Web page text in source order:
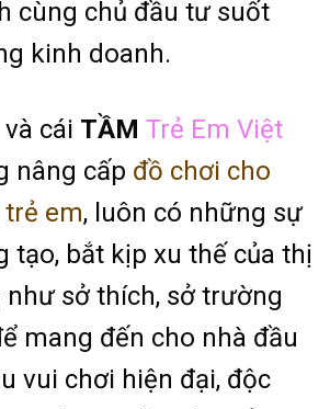
cùng chủ đầu tư suốt
kinh doanh.
và cái TẦM Trẻ Em Việt
nâng cấp đồ chơi cho
em, luôn có những sự
tạo, bắt kịp xu thế của thị
sở thích, sở trường
mang đến cho nhà đầu
vui chơi hiện đại, độc